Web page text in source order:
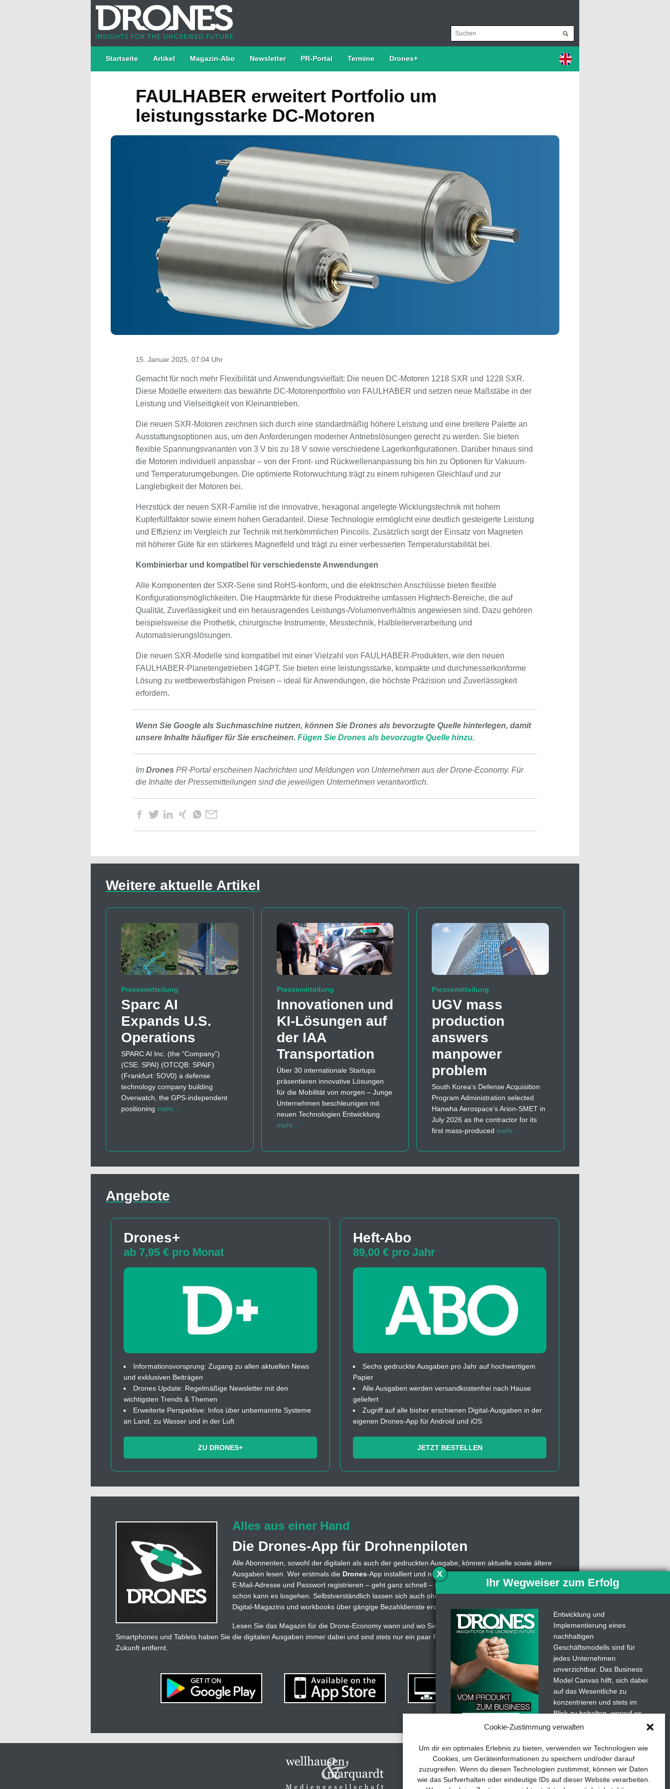
Cookie-Zustimmung verwalten
Um dir ein optimales Erlebnis zu bieten, verwenden wir Technologien wie
Cookies, um Geräteinformationen zu speichern und/oder darauf
zuzugreifen. Wenn du diesen Technologien zustimmst, können wir Daten
wie das Surfverhalten oder eindeutige IDs auf dieser Website verarbeiten.
Startseite Artikel Magazin-Abo Newsletter PR-Portal Termine Drones+
FAULHABER erweitert Portfolio um
leistungsstarke DC-Motoren
15. Januar 2025, 07:04 Uhr
Gemacht für noch mehr Flexibilität und Anwendungsvielfalt: Die neuen DC-Motoren 1218 SXR und 1228 SXR.
Diese Modelle erweitern das bewährte DC-Motorenportfolio von FAULHABER und setzen neue Maßstäbe in der
Leistung und Vielseitigkeit von Kleinantrieben.
Die neuen SXR-Motoren zeichnen sich durch eine standardmäßig höhere Leistung und eine breitere Palette an
Ausstattungsoptionen aus, um den Anforderungen moderner Antriebslösungen gerecht zu werden. Sie bieten
flexible Spannungsvarianten von 3 V bis zu 18 V sowie verschiedene Lagerkonfigurationen. Darüber hinaus sind
die Motoren individuell anpassbar – von der Front- und Rückwellenanpassung bis hin zu Optionen für Vakuum-
und Temperaturumgebungen. Die optimierte Rotorwuchtung trägt zu einem ruhigeren Gleichlauf und zur
Langlebigkeit der Motoren bei.
Herzstück der neuen SXR-Familie ist die innovative, hexagonal angelegte Wicklungstechnik mit hohem
Kupferfüllfaktor sowie einem hohen Geradanteil. Diese Technologie ermöglicht eine deutlich gesteigerte Leistung
und Effizienz im Vergleich zur Technik mit herkömmlichen Pincoils. Zusätzlich sorgt der Einsatz von Magneten
mit höherer Güte für ein stärkeres Magnetfeld und trägt zu einer verbesserten Temperaturstabilität bei.
Kombinierbar und kompatibel für verschiedenste Anwendungen
Alle Komponenten der SXR-Serie sind RoHS-konform, und die elektrischen Anschlüsse bieten flexible
Konfigurationsmöglichkeiten. Die Hauptmärkte für diese Produktreihe umfassen Hightech-Bereiche, die auf
Qualität, Zuverlässigkeit und ein herausragendes Leistungs-/Volumenverhältnis angewiesen sind. Dazu gehören
beispielsweise die Prothetik, chirurgische Instrumente, Messtechnik, Halbleiterverarbeitung und
Automatisierungslösungen.
Die neuen SXR-Modelle sind kompatibel mit einer Vielzahl von FAULHABER-Produkten, wie den neuen
FAULHABER-Planetengetrieben 14GPT. Sie bieten eine leistungsstarke, kompakte und durchmesserkonforme
Lösung zu wettbewerbsfähigen Preisen – ideal für Anwendungen, die höchste Präzision und Zuverlässigkeit
erfordern.
Wenn Sie Google als Suchmaschine nutzen, können Sie Drones als bevorzugte Quelle hinterlegen, damit
unsere Inhalte häufiger für Sie erscheinen. Fügen Sie Drones als bevorzugte Quelle hinzu.
Im Drones PR-Portal erscheinen Nachrichten und Meldungen von Unternehmen aus der Drone-Economy. Für
die Inhalte der Pressemitteilungen sind die jeweiligen Unternehmen verantwortlich.
Weitere aktuelle Artikel
Pressemitteilung
Sparc AI
Expands U.S.
Operations
SPARC AI Inc. (the “Company”)
(CSE: SPAI) (OTCQB: SPAIF)
(Frankfurt: 5OV0) a defense
technology company building
Overwatch, the GPS-independent
positioning mehr…
Pressemitteilung
Innovationen und
KI-Lösungen auf
der IAA
Transportation
Über 30 internationale Startups
präsentieren innovative Lösungen
für die Mobilität von morgen – Junge
Unternehmen beschleunigen mit
neuen Technologien Entwicklung
mehr…
Pressemitteilung
UGV mass
production
answers
manpower
problem
South Korea’s Defense Acquisition
Program Administration selected
Hanwha Aerospace’s Arion-SMET in
July 2026 as the contractor for its
first mass-produced mehr…
Angebote
Drones+
ab 7,95 € pro Monat
Informationsvorsprung: Zugang zu allen aktuellen News
und exklusiven Beiträgen
Drones Update: Regelmäßige Newsletter mit den
wichtigsten Trends & Themen
Erweiterte Perspektive: Infos über unbemannte Systeme
an Land, zu Wasser und in der Luft
ZU DRONES+
Heft-Abo
89,00 € pro Jahr
Sechs gedruckte Ausgaben pro Jahr auf hochwertigem
Papier
Alle Ausgaben werden versandkostenfrei nach Hause
geliefert
Zugriff auf alle bisher erschienen Digital-Ausgaben in der
eigenen Drones-App für Android und iOS
JETZT BESTELLEN
Alles aus einer Hand
Die Drones-App für Drohnenpiloten
Alle Abonnenten, sowohl der digitalen als auch der gedruckten Ausgabe, können aktuelle sowie ältere
Ausgaben lesen. Wer erstmals die Drones-App installiert und nutzt, muss sich dazu lediglich mit einer
E-Mail-Adresse und Passwort registrieren – geht ganz schnell – sowie die Abonummer eingeben,
schon kann es losgehen. Selbstverständlich lassen sich auch ohne Abo weiterhin Einzelausgaben des
Digital-Magazins und workbooks über gängige Bezahldienste erwerben.
Lesen Sie das Magazin für die Drone-Economy wann und wo Sie wollen. Mit derDrones -App für
Smartphones und Tablets haben Sie die digitalen Ausgaben immer dabei und sind stets nur ein paar Fingertipps von der unbemannten
Zukunft entfernt.
X
Ihr Wegweiser zum Erfolg
Entwicklung und
Implementierung eines
nachhaltigen
Geschäftsmodells sind für
jedes Unternehmen
unverzichtbar. Das Business
Model Canvas hilft, sich dabei
auf das Wesentliche zu
konzentrieren und stets im
Blick zu behalten, worauf es
wirklich ankommt.
Abonnieren Sie unseren
kostenlosen Newsletter und
laden Sie den umfassenden
Leitfaden für KMU herunter: